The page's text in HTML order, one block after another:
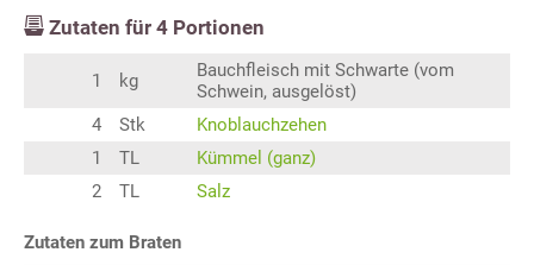
Zutaten für 4 Portionen
1 kg
Bauchfleisch mit Schwarte (vom
Schwein, ausgelöst)
4
Stk
Knoblauchzehen
1
TL
Kümmel (ganz)
2
TL Salz
Zutaten zum Braten